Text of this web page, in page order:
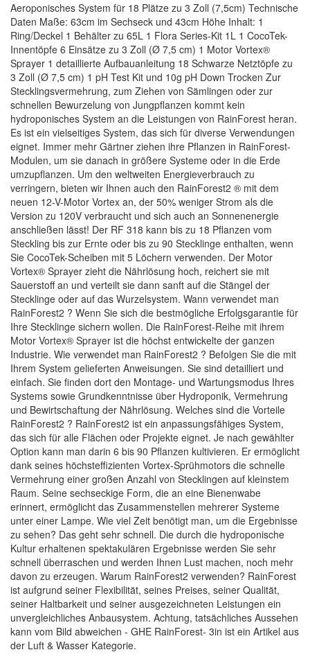
Aeroponisches System für 18 Plätze zu 3 Zoll (7,5cm) Technische
Daten Maße: 63cm im Sechseck und 43cm Höhe Inhalt: 1
Ring/Deckel 1 Behälter zu 65L 1 Flora Series-Kit 1L 1 CocoTek-
Innentöpfe 6 Einsätze zu 3 Zoll (Ø 7,5 cm) 1 Motor Vortex®
Sprayer 1 detaillierte Aufbauanleitung 18 Schwarze Netztöpfe zu
3 Zoll (Ø 7,5 cm) 1 pH Test Kit und 10g pH Down Trocken Zur
Stecklingsvermehrung, zum Ziehen von Sämlingen oder zur
schnellen Bewurzelung von Jungpflanzen kommt kein
hydroponisches System an die Leistungen von RainForest heran.
Es ist ein vielseitiges System, das sich für diverse Verwendungen
eignet. Immer mehr Gärtner ziehen ihre Pflanzen in RainForest-
Modulen, um sie danach in größere Systeme oder in die Erde
umzupflanzen. Um den weltweiten Energieverbrauch zu
verringern, bieten wir Ihnen auch den RainForest2 ® mit dem
neuen 12-V-Motor Vortex an, der 50% weniger Strom als die
Version zu 120V verbraucht und sich auch an Sonnenenergie
anschließen lässt! Der RF 318 kann bis zu 18 Pflanzen vom
Steckling bis zur Ernte oder bis zu 90 Stecklinge enthalten, wenn
Sie CocoTek-Scheiben mit 5 Löchern verwenden. Der Motor
Vortex® Sprayer zieht die Nährlösung hoch, reichert sie mit
Sauerstoff an und verteilt sie dann sanft auf die Stängel der
Stecklinge oder auf das Wurzelsystem. Wann verwendet man
RainForest2 ? Wenn Sie sich die bestmögliche Erfolgsgarantie für
Ihre Stecklinge sichern wollen. Die RainForest-Reihe mit ihrem
Motor Vortex® Sprayer ist die höchst entwickelte der ganzen
Industrie. Wie verwendet man RainForest2 ? Befolgen Sie die mit
Ihrem System gelieferten Anweisungen. Sie sind detailliert und
einfach. Sie finden dort den Montage- und Wartungsmodus Ihres
Systems sowie Grundkenntnisse über Hydroponik, Vermehrung
und Bewirtschaftung der Nährlösung. Welches sind die Vorteile
RainForest2 ? RainForest2 ist ein anpassungsfähiges System,
das sich für alle Flächen oder Projekte eignet. Je nach gewählter
Option kann man darin 6 bis 90 Pflanzen kultivieren. Er ermöglicht
dank seines höchsteffizienten Vortex-Sprühmotors die schnelle
Vermehrung einer großen Anzahl von Stecklingen auf kleinstem
Raum. Seine sechseckige Form, die an eine Bienenwabe
erinnert, ermöglicht das Zusammenstellen mehrerer Systeme
unter einer Lampe. Wie viel Zeit benötigt man, um die Ergebnisse
zu sehen? Das geht sehr schnell. Die durch die hydroponische
Kultur erhaltenen spektakulären Ergebnisse werden Sie sehr
schnell überraschen und werden Ihnen Lust machen, noch mehr
davon zu erzeugen. Warum RainForest2 verwenden? RainForest
ist aufgrund seiner Flexibilität, seines Preises, seiner Qualität,
seiner Haltbarkeit und seiner ausgezeichneten Leistungen ein
unvergleichliches Anbausystem. Achtung, tatsächliches Aussehen
kann vom Bild abweichen - GHE RainForest- 3in ist ein Artikel aus
der Luft & Wasser Kategorie.